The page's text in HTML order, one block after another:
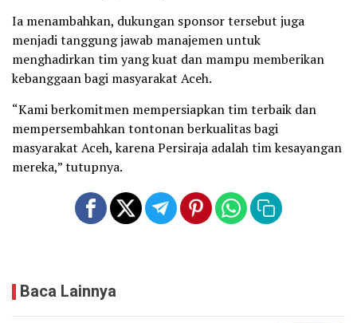
Ia menambahkan, dukungan sponsor tersebut juga
menjadi tanggung jawab manajemen untuk
menghadirkan tim yang kuat dan mampu memberikan
kebanggaan bagi masyarakat Aceh.
“Kami berkomitmen mempersiapkan tim terbaik dan
mempersembahkan tontonan berkualitas bagi
masyarakat Aceh, karena Persiraja adalah tim kesayangan
mereka,” tutupnya.
Baca Lainnya